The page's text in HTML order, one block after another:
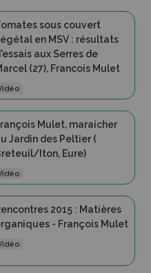
sous couvert
en MSV : résultats
aux Serres de
(27), Francois Mulet
Mulet, maraicher
Jardin des Peltier (
Iton, Eure)
2015 : Matières
- François Mulet